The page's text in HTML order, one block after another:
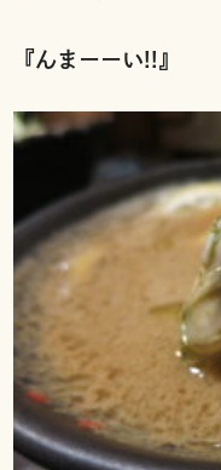
『んまーーい!!』